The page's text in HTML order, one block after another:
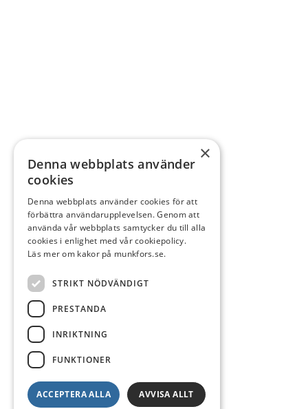
×
Denna webbplats använder
cookies
Denna webbplats använder cookies för att
förbättra användarupplevelsen. Genom att
använda vår webbplats samtycker du till alla
cookies i enlighet med vår cookiepolicy.
Läs mer om kakor på munkfors.se.
STRIKT NÖDVÄNDIGT
PRESTANDA
INRIKTNING
FUNKTIONER
ACCEPTERA ALLA AVVISA ALLT